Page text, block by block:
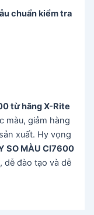
chuẩn kiểm tra
từ hãng X-Rite
màu, giảm hàng
xuất. Hy vọng
SO MÀU CI7600
dễ đào tạo và dễ